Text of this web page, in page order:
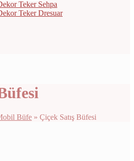
Teker Sehpa
Teker Dresuar
Büfe » Çiçek Satış Büfesi